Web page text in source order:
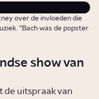
over de invloeden die
"Bach was de popster
show van
de uitspraak van